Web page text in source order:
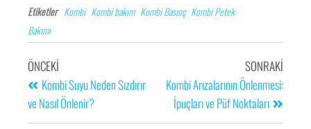
Etiketler Kombi Kombi bakım Kombi Basınç Kombi Petek
Bakımı
ÖNCEKI
Kombi Suyu Neden Sızdırır
ve Nasıl Önlenir?
SONRAKI
Kombi Arızalarının Önlenmesi:
İpuçları ve Püf Noktaları